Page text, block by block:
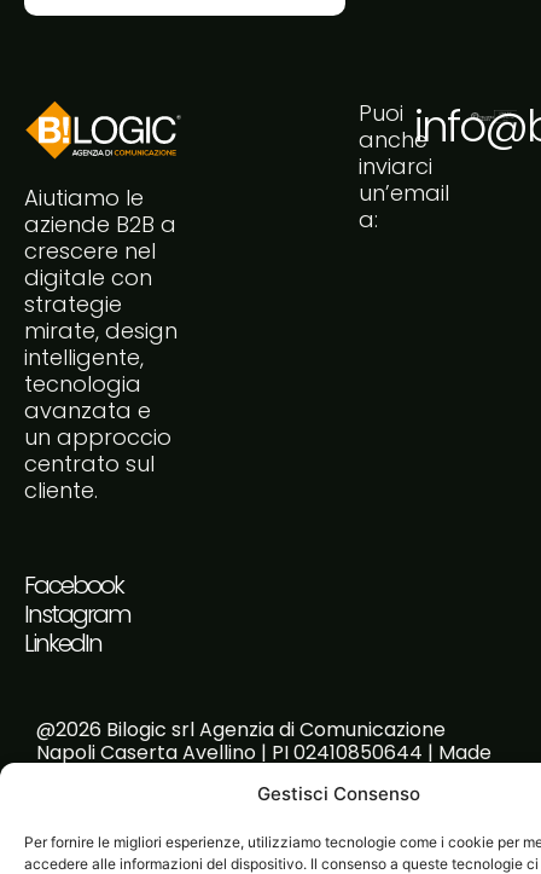
Gestisci Consenso
Per fornire le migliori esperienze, utilizziamo tecnologie come i cookie per
accedere alle informazioni del dispositivo. Il consenso a queste tecnologie
Aiutiamo le
aziende B2B a
crescere nel
digitale con
strategie
mirate, design
intelligente,
tecnologia
avanzata e
un approccio
centrato sul
cliente.
Puoi
anche
inviarci
un’email
a:
Facebook
Instagram
LinkedIn
@2026 Bilogic srl Agenzia di Comunicazione
Napoli Caserta Avellino | PI 02410850644 | Made